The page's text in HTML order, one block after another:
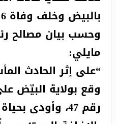
بالبيض وخلف وفاة 6 اشخاص و 45 جريحاً.
وحسب بيان مصالح
مايلي:
“على إثر الحادث
وقع بولاية البيّض
رقم 47، وأودى